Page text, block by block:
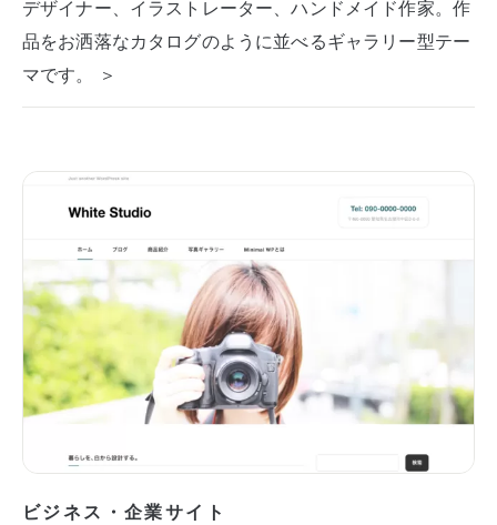
デザイナー、イラストレーター、ハンドメイド作家。作
品をお洒落なカタログのように並べるギャラリー型テー
マです。 ＞
ビジネス・企業サイト